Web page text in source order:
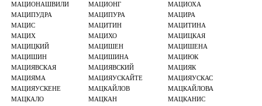
МАЦИОНАШВИЛИ
МАЦИОНГ
МАЦИОХА
МАЦИПУДРА
МАЦИПУРА
МАЦИРА
МАЦИС
МАЦИТИН
МАЦИТИНА
МАЦИХ
МАЦИХО
МАЦИЦКАЯ
МАЦИЦКИЙ
МАЦИШЕН
МАЦИШЕНА
МАЦИШИН
МАЦИШИНА
МАЦИЮК
МАЦИЯВСКАЯ
МАЦИЯВСКИЙ
МАЦИЯК
МАЦИЯМА
МАЦИЯУСКАЙТЕ
МАЦИЯУСКАС
МАЦИЯУСКЕНЕ
МАЦКАЙЛОВ
МАЦКАЙЛОВА
МАЦКАЛО
МАЦКАН
МАЦКАНИС